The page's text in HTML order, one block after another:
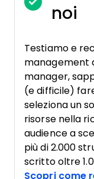
noi
Testiamo e
management
manager,
(e difficile)
seleziona un
risorse nella
audience a
più di 2.000
scritto oltre
Scopri come